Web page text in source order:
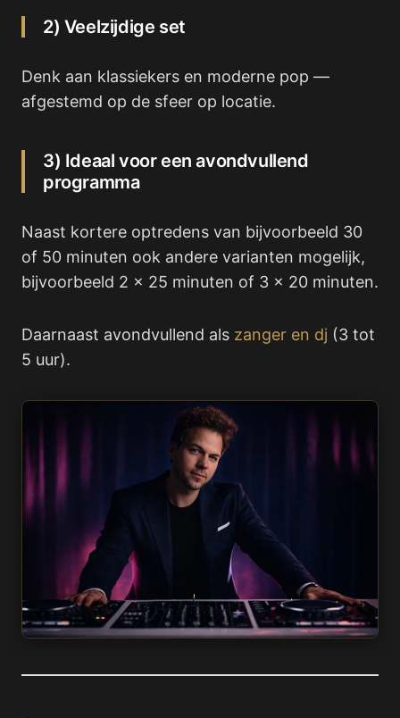
2) Veelzijdige set
Denk aan klassiekers en moderne pop —
afgestemd op de sfeer op locatie.
3) Ideaal voor een avondvullend
programma
Naast kortere optredens van bijvoorbeeld 30
of 50 minuten ook andere varianten mogelijk,
bijvoorbeeld 2 x 25 minuten of 3 x 20 minuten.
Daarnaast avondvullend als zanger en dj (3 tot
5 uur).